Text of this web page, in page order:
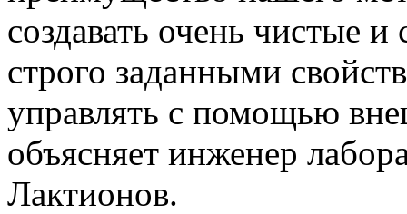
создавать очень чистые
строго заданными
управлять с помощью
объясняет инженер
Лактионов.